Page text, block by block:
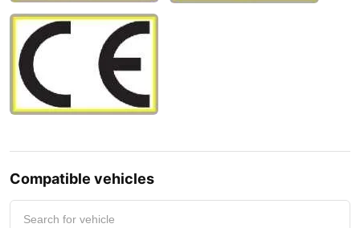
Compatible vehicles